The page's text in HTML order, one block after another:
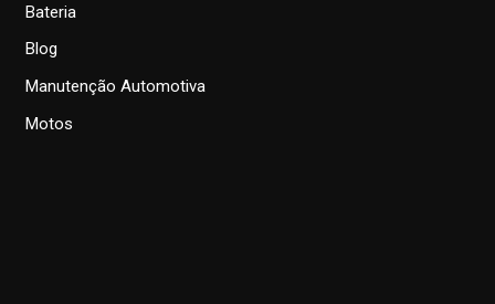
Bateria
Blog
Manutenção Automotiva
Motos